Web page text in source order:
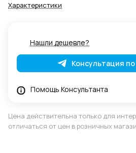
Характеристики
Нашли дешевле?
Консультация
Помощь Консультанта
Цена действительна только для
отличаться от цен в розничных